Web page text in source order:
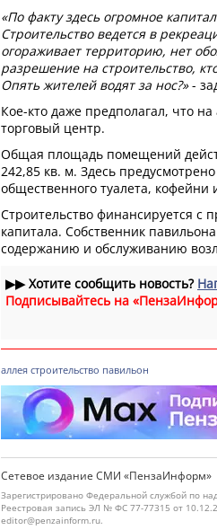
«По факту здесь огромное
Строительство ведется в
огораживает территорию, нет
разрешение на строительство,
Опять жителей водят за нос?»-
Кое-кто даже предполагал, что
торговый центр.
Общая площадь помещений
242,85 кв. м. Здесь
общественного туалета, кофейни
Строительство финансируется с
капитала. Собственник
содержанию и обслуживанию
▶▶Хотите сообщить новость?
Подписывайтесь на
аллея строительство павильон
Сетевое издание СМИ «ПензаИнформ»
Зарегистрировано Федеральной службой по
Реестровая запись ЭЛ № ФС 77-77315 от
editor@penzainform.ru.